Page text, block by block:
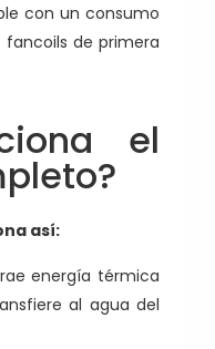
con un consumo
de primera
el
así:
energía térmica
al agua del